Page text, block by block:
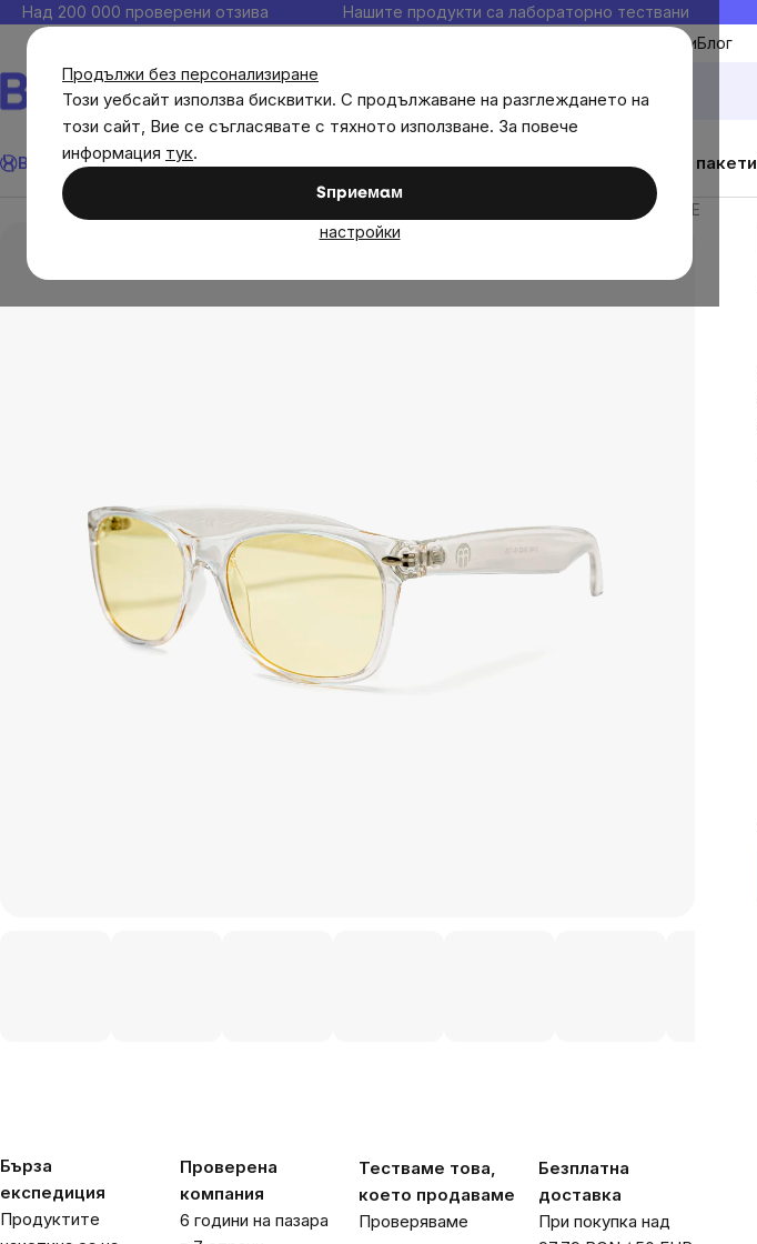
Продължи без персонализиране
Този уебсайт използва бисквитки. С продължаване на разглеждането на
този сайт, Вие се съгласявате с тяхното използване. За повече
информация тук.
Sпpиeмaм
настройки
Прескочи
към
съдържанието
Над 200 000 проверени отзива Нашите продукти са лабораторно тествани
Моите любимиБлог
Brainmax Имунитет Акции💪 WomenPowerЦелиДиетични добавкиИзгодни пакети
BrainMarket Очила блокиращи 40% от синята светлина, WHITE
Бърза
експедиция
Продуктите
Проверена
компания
6 години на пазара
Тестваме това,
което продаваме
Проверяваме
Безплатна
доставка
При покупка над